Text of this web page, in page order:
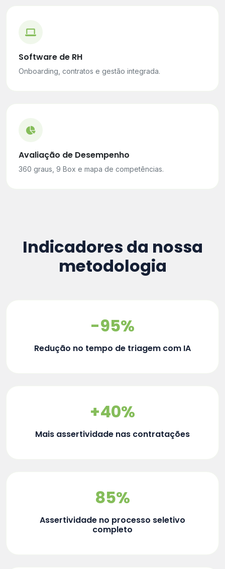
Software de RH
Onboarding, contratos e gestão integrada.
Avaliação de Desempenho
360 graus, 9 Box e mapa de competências.
Indicadores da nossa
metodologia
-95%
Redução no tempo de triagem com IA
+40%
Mais assertividade nas contratações
85%
Assertividade no processo seletivo
completo